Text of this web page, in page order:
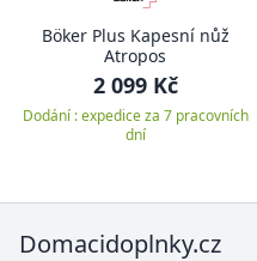
Böker Plus Kapesní nůž
Atropos
2 099 Kč
Dodání : expedice za 7 pracovních
dní
Domacidoplnky.cz